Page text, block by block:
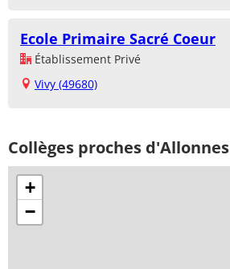
Ecole Primaire Sacré Coeur
Établissement Privé
Vivy (49680)
Collèges proches d'Allonnes
+
−